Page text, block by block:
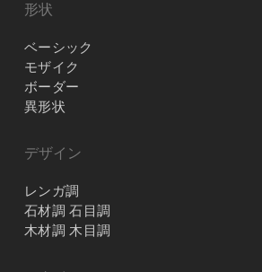
形状
ベーシック
モザイク
ボーダー
異形状
デザイン
レンガ調
石材調 石目調
木材調 木目調